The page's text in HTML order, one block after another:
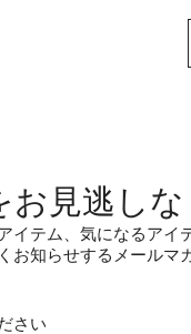
お見逃しな
イテム、気になるアイ
お知らせするメールマ
さい